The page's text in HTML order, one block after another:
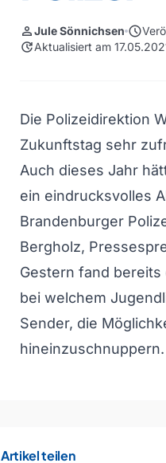
personJule Sönnichsen schedule
updateAktualisiert am
Die Polizeidirektion
Zukunftstag sehr
Auch dieses Jahr
ein eindrucksvolles
Brandenburger
Bergholz,
Gestern fand bereits
bei welchem
Sender, die
hineinzuschnuppern.
Artikel teilen